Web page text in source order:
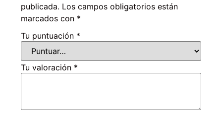
publicada. Los campos obligatorios están
marcados con *
Tu puntuación *
Tu valoración *